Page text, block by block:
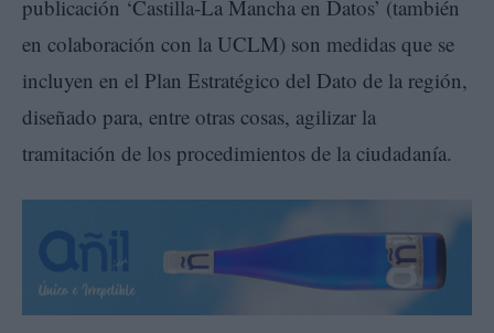
publicación ‘Castilla-La Mancha en Datos’ (también
en colaboración con la UCLM) son medidas que se
incluyen en el Plan Estratégico del Dato de la región,
diseñado para, entre otras cosas, agilizar la
tramitación de los procedimientos de la ciudadanía.